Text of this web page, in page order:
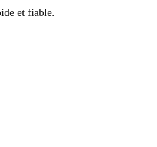
et fiable.